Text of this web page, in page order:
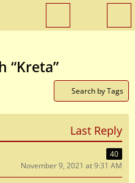
“Kreta”
Search by Tags
Last Reply
40
November 9, 2021 at 9:31 AM